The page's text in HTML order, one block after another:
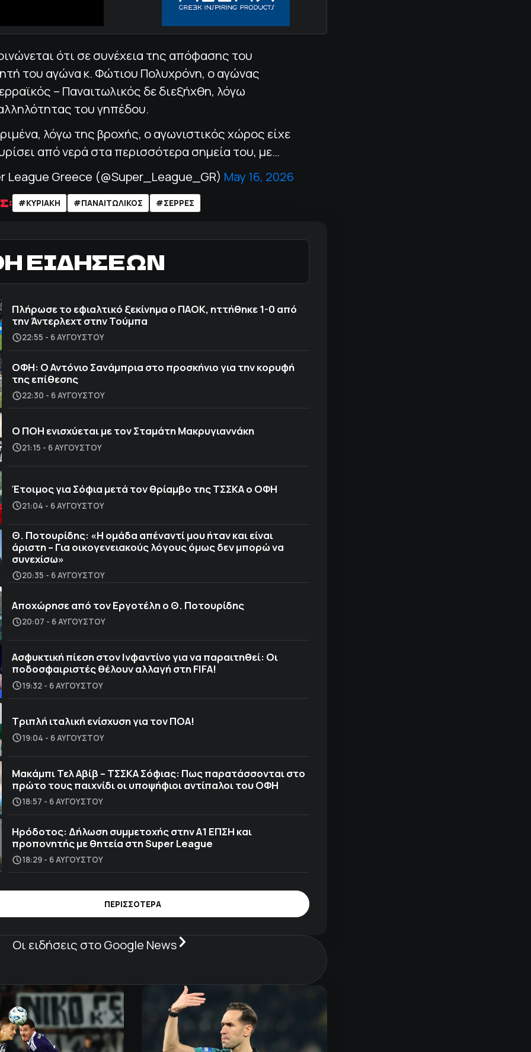
ότι σε συνέχεια της απόφασης του
του αγώνα κ. Φώτιου Πολυχρόνη, ο αγώνας
– Παναιτωλικός δε διεξήχθη, λόγω
του γηπέδου.
λόγω της βροχής, ο αγωνιστικός χώρος είχε
από νερά στα περισσότερα σημεία του, με…
League Greece (@Super_League_GR) May 16, 2026
#ΚΥΡΙΑΚΗ #ΠΑΝΑΙΤΩΛΙΚΟΣ #ΣΕΡΡΕΣ
ΕΙΔΗΣΕΩΝ
Πλήρωσε το εφιαλτικό ξεκίνημα ο ΠΑΟΚ, ηττήθηκε 1-0 από
την Άντερλεχτ στην Τούμπα
22:55 - 6 ΑΥΓΟΎΣΤΟΥ
ΟΦΗ: Ο Αντόνιο Σανάμπρια στο προσκήνιο για την κορυφή
της επίθεσης
22:30 - 6 ΑΥΓΟΎΣΤΟΥ
Ο ΠΟΗ ενισχύεται με τον Σταμάτη Μακρυγιαννάκη
21:15 - 6 ΑΥΓΟΎΣΤΟΥ
Έτοιμος για Σόφια μετά τον θρίαμβο της ΤΣΣΚΑ ο ΟΦΗ
21:04 - 6 ΑΥΓΟΎΣΤΟΥ
Θ. Ποτουρίδης: «Η ομάδα απέναντί μου ήταν και είναι
άριστη – Για οικογενειακούς λόγους όμως δεν μπορώ να
συνεχίσω»
20:35 - 6 ΑΥΓΟΎΣΤΟΥ
Αποχώρησε από τον Εργοτέλη ο Θ. Ποτουρίδης
20:07 - 6 ΑΥΓΟΎΣΤΟΥ
Ασφυκτική πίεση στον Ινφαντίνο για να παραιτηθεί: Οι
ποδοσφαιριστές θέλουν αλλαγή στη FIFA!
19:32 - 6 ΑΥΓΟΎΣΤΟΥ
Τριπλή ιταλική ενίσχυση για τον ΠΟΑ!
19:04 - 6 ΑΥΓΟΎΣΤΟΥ
Μακάμπι Τελ Αβίβ – ΤΣΣΚΑ Σόφιας: Πως παρατάσσονται στο
πρώτο τους παιχνίδι οι υποψήφιοι αντίπαλοι του ΟΦΗ
18:57 - 6 ΑΥΓΟΎΣΤΟΥ
Ηρόδοτος: Δήλωση συμμετοχής στην Α1 ΕΠΣΗ και
προπονητής με θητεία στη Super League
18:29 - 6 ΑΥΓΟΎΣΤΟΥ
ΠΕΡΙΣΣΟΤΕΡΑ
Οι ειδήσεις στο Google News